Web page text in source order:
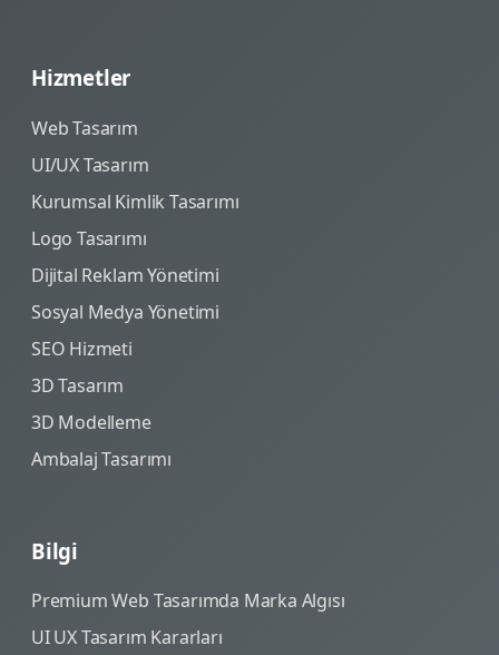
Hizmetler
Web Tasarım
UI/UX Tasarım
Kurumsal Kimlik Tasarımı
Logo Tasarımı
Dijital Reklam Yönetimi
Sosyal Medya Yönetimi
SEO Hizmeti
3D Tasarım
3D Modelleme
Ambalaj Tasarımı
Bilgi
Premium Web Tasarımda Marka Algısı
UI UX Tasarım Kararları